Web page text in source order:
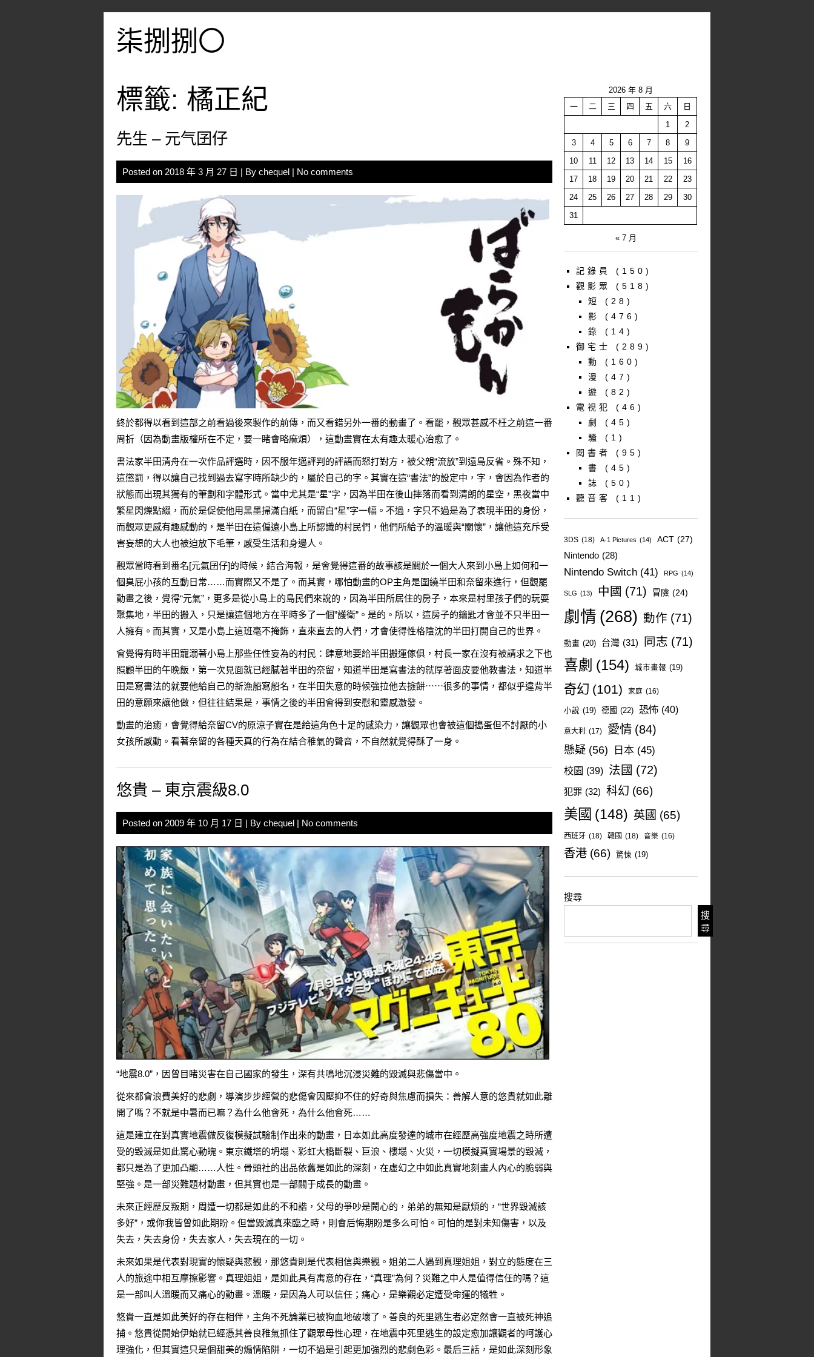
柒捌捌〇
標籤: 橘正紀
先生 – 元气囝仔
Posted on 2018 年 3 月 27 日 | By chequel | No comments
終於都得以看到這部之前看過後來製作的前傳 ，而又看錯另外一番的動畫了。看罷，觀眾甚感不枉之前這一番
周折（因為動畫版權所在不定，要一睹會略麻煩），這動畫實在太有趣太暖心治愈了。
書法家半田清舟在一次作品評選時，因不服年邁評判的評語而怒打對方，被父親“流放”到遠島反省。殊不知，
這懲罰，得以讓自己找到過去寫字時所缺少的，屬於自己的字。其實在這“書法”的設定中，字，會因為作者的
狀態而出現其獨有的筆劃和字體形式。當中尤其是“星”字，因為半田在後山摔落而看到清朗的星空，黑夜當中
繁星閃爍點綴，而於是促使他用黑墨掃滿白紙，而留白“星”字一幅。不過，字只不過是為了表現半田的身份，
而觀眾更感有趣感動的，是半田在這偏遠小島上所認識的村民們，他們所給予的溫暖與“關懷”，讓他這充斥受
害妄想的大人也被迫放下毛筆，感受生活和身邊人。
觀眾當時看到番名[元氣囝仔]的時候，結合海報，是會覺得這番的故事該是關於一個大人來到小島上如何和一
個臭屁小孩的互動日常……而實際又不是了。而其實，哪怕動畫的OP主角是圍繞半田和奈留來進行，但觀罷
動畫之後，覺得“元氣”，更多是從小島上的島民們來說的，因為半田所居住的房子，本來是村里孩子們的玩耍
聚集地，半田的搬入，只是讓這個地方在平時多了一個”護衛”。是的。所以，這房子的鑰匙才會並不只半田一
人擁有。而其實，又是小島上這班毫不掩飾，直來直去的人們，才會使得性格陰沈的半田打開自己的世界。
會覺得有時半田寵溺著小島上那些任性妄為的村民：肆意地要給半田搬運傢俱，村長一家在沒有被請求之下也
照顧半田的午晚飯，第一次見面就已經膩著半田的奈留，知道半田是寫書法的就厚著面皮要他教書法，知道半
田是寫書法的就要他給自己的新漁船寫船名，在半田失意的時候強拉他去撿餅⋯⋯很多的事情，都似乎違背半
田的意願來讓他做，但往往結果是，事情之後的半田會得到安慰和靈感激發。
動畫的治癒，會覺得給奈留CV的原涼子實在是給這角色十足的感染力，讓觀眾也會被這個搗蛋但不討厭的小
女孩所感動。看著奈留的各種天真的行為在結合稚氣的聲音，不自然就覺得酥了一身。
悠貴 – 東京震級8.0
Posted on 2009 年 10 月 17 日 | By chequel | No comments
“地震8.0”，因曾目睹災害在自己國家的發生，深有共鳴地沉浸災難的毀滅與悲傷當中。
從來都會浪費美好的悲劇，導演步步經營的悲傷會因壓抑不住的好奇與焦慮而損失：善解人意的悠貴就如此離
開了嗎？不就是中暑而已嘛？為什么他會死，為什么他會死……
這是建立在對真實地震做反復模擬試驗制作出來的動畫，日本如此高度發達的城市在經歷高強度地震之時所遭
受的毀滅是如此驚心動魄。東京鐵塔的坍塌、彩虹大橋斷裂、巨浪、樓塌、火災，一切模擬真實場景的毀滅，
都只是為了更加凸顯……人性。骨頭社的出品依舊是如此的深刻，在虛幻之中如此真實地刻畫人內心的脆弱與
堅強。是一部災難題材動畫，但其實也是一部關于成長的動畫。
未來正經歷反叛期，周遭一切都是如此的不和諧，父母的爭吵是鬧心的，弟弟的無知是厭煩的，“世界毀滅該
多好”，或你我皆曾如此期盼。但當毀滅真來臨之時，則會后悔期盼是多么可怕。可怕的是對未知傷害，以及
失去，失去身份，失去家人，失去現在的一切。
未來如果是代表對現實的懷疑與悲觀，那悠貴則是代表相信與樂觀。姐弟二人遇到真理姐姐，對立的態度在三
人的旅途中相互摩擦影響。真理姐姐，是如此具有寓意的存在，“真理”為何？災難之中人是值得信任的嗎？這
是一部叫人溫暖而又痛心的動畫。溫暖，是因為人可以信任；痛心，是樂觀必定遭受命運的犧牲。
悠貴一直是如此美好的存在相伴，主角不死論業已被狗血地破壞了。善良的死里逃生者必定然會一直被死神追
捕。悠貴從開始伊始就已經憑其善良稚氣抓住了觀眾母性心理，在地震中死里逃生的設定愈加讓觀者的呵護心
理強化，但其實這只是個甜美的煽情陷阱，一切不過是引起更加強烈的悲劇色彩。最后三話，是如此深刻形象
2026 年 8 月
一
二 三 四 五 六
日
1
2
3
4 5 6 7 8
9
10
11 12 13 14 15
16
17
18 19 20 21 22
23
24
25 26 27 28 29
30
31
« 7 月
記錄員
(150)
觀影眾
(518)
短
(28)
影
(476)
錄
(14)
御宅士
(289)
動
(160)
漫
(47)
遊
(82)
電視犯
(46)
劇
(45)
騷
(1)
閱書者
(95)
書
(45)
誌
(50)
聽音客
(11)
3DS (18) A-1 Pictures (14) ACT (27)
Nintendo (28)
Nintendo Switch (41) RPG (14)
SLG (13) 中國 (71) 冒險 (24)
劇情 (268) 動作 (71)
動畫 (20) 台灣 (31) 同志 (71)
喜劇 (154) 城市畫報 (19)
奇幻 (101) 家庭 (16)
小說 (19) 德國 (22) 恐怖 (40)
意大利 (17) 愛情 (84)
懸疑 (56) 日本 (45)
校園 (39) 法國 (72)
犯罪 (32) 科幻 (66)
美國 (148) 英國 (65)
西班牙 (18) 韓國 (18) 音樂 (16)
香港 (66) 驚悚 (19)
搜尋
搜
尋